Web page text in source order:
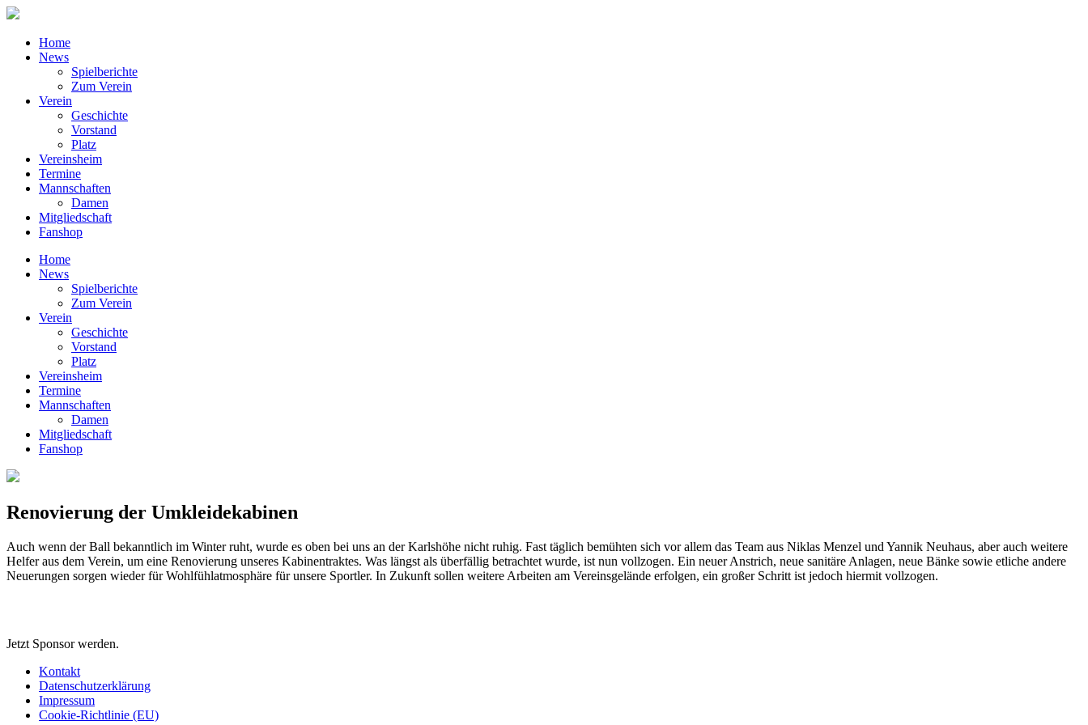
Home
News
Spielberichte
Zum Verein
Verein
Geschichte
Vorstand
Platz
Vereinsheim
Termine
Mannschaften
Damen
Mitgliedschaft
Fanshop
Home
News
Spielberichte
Zum Verein
Verein
Geschichte
Vorstand
Platz
Vereinsheim
Termine
Mannschaften
Damen
Mitgliedschaft
Fanshop
Renovierung der Umkleidekabinen
Auch wenn der Ball bekanntlich im Winter ruht, wurde es oben bei uns an der Karlshöhe nicht ruhig. Fast täglich bemühten sich vor allem das Team aus Niklas Menzel und Yannik Neuhaus, aber auch weitere
Helfer aus dem Verein, um eine Renovierung unseres Kabinentraktes. Was längst als überfällig betrachtet wurde, ist nun vollzogen. Ein neuer Anstrich, neue sanitäre Anlagen, neue Bänke sowie etliche andere
Neuerungen sorgen wieder für Wohlfühlatmosphäre für unsere Sportler. In Zukunft sollen weitere Arbeiten am Vereinsgelände erfolgen, ein großer Schritt ist jedoch hiermit vollzogen.
Jetzt Sponsor werden.
Kontakt
Datenschutzerklärung
Impressum
Cookie-Richtlinie (EU)